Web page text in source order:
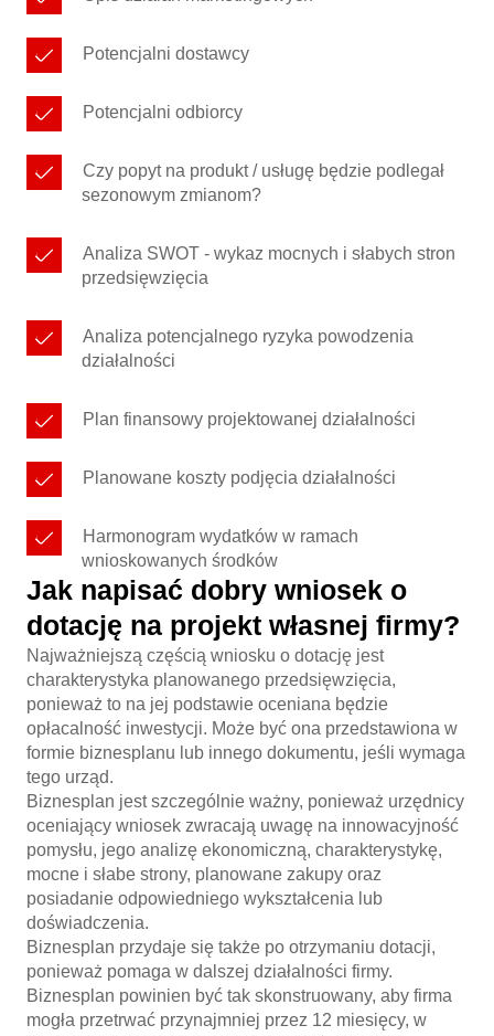
Potencjalni dostawcy
Potencjalni odbiorcy
Czy popyt na produkt / usługę będzie podlegał
sezonowym zmianom?
Analiza SWOT - wykaz mocnych i słabych stron
przedsięwzięcia
Analiza potencjalnego ryzyka powodzenia
działalności
Plan finansowy projektowanej działalności
Planowane koszty podjęcia działalności
Harmonogram wydatków w ramach
wnioskowanych środków
Jak napisać dobry wniosek o
dotację na projekt własnej firmy?
Najważniejszą częścią wniosku o dotację jest
charakterystyka planowanego przedsięwzięcia,
ponieważ to na jej podstawie oceniana będzie
opłacalność inwestycji. Może być ona przedstawiona w
formie biznesplanu lub innego dokumentu, jeśli wymaga
tego urząd.
Biznesplan jest szczególnie ważny, ponieważ urzędnicy
oceniający wniosek zwracają uwagę na innowacyjność
pomysłu, jego analizę ekonomiczną, charakterystykę,
mocne i słabe strony, planowane zakupy oraz
posiadanie odpowiedniego wykształcenia lub
doświadczenia.
Biznesplan przydaje się także po otrzymaniu dotacji,
ponieważ pomaga w dalszej działalności firmy.
Biznesplan powinien być tak skonstruowany, aby firma
mogła przetrwać przynajmniej przez 12 miesięcy, w